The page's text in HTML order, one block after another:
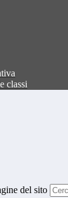
classi
del sito